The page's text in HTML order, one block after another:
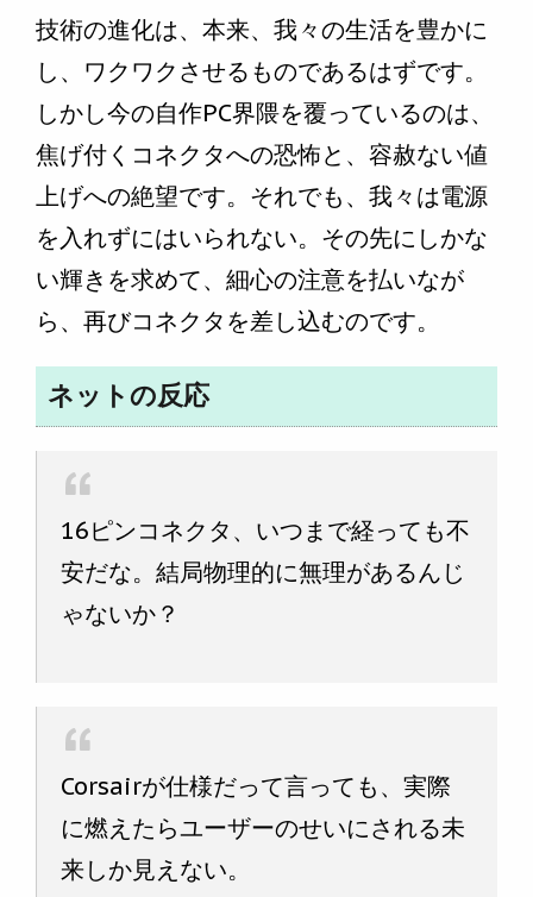
技術の進化は、本来、我々の生活を豊かに
し、ワクワクさせるものであるはずです。
しかし今の自作PC界隈を覆っているのは、
焦げ付くコネクタへの恐怖と、容赦ない値
上げへの絶望です。それでも、我々は電源
を入れずにはいられない。その先にしかな
い輝きを求めて、細心の注意を払いなが
ら、再びコネクタを差し込むのです。
ネットの反応
16ピンコネクタ、いつまで経っても不
安だな。結局物理的に無理があるんじ
ゃないか？
Corsairが仕様だって言っても、実際
に燃えたらユーザーのせいにされる未
来しか見えない。